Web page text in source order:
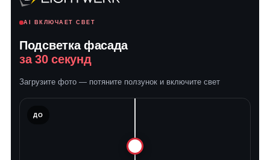
AI ВКЛЮЧАЕТ СВЕТ
Подсветка фасада
за 30 секунд
Загрузите фото — потяните ползунок и включите свет
ДО